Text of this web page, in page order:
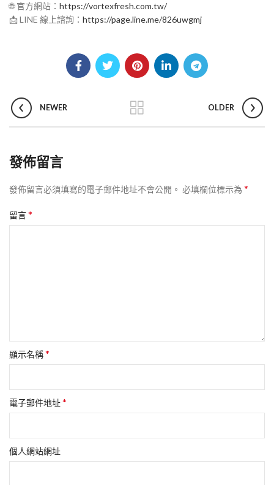
🌐 官方網站： https://vortexfresh.com.tw/
📩 LINE 線上諮詢： https://page.line.me/826uwgmj
NEWER OLDER
發佈留言
發佈留言必須填寫的電子郵件地址不會公開。 必填欄位標示為 *
留言*
顯示名稱*
電子郵件地址*
個人網站網址